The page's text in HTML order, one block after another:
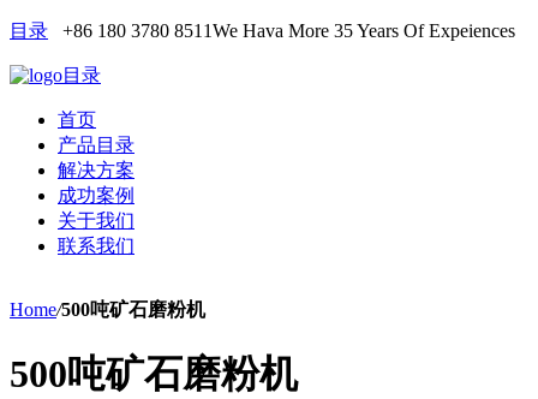
目录 +86 180 3780 8511We Hava More 35 Years Of Expeiences
目录
首页
产品目录
解决方案
成功案例
关于我们
联系我们
Home/500吨矿石磨粉机
500吨矿石磨粉机